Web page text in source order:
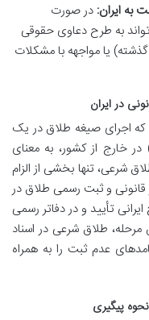
به ایران: در صورت
به طرح دعاوی حقوقی
یا مواجهه با مشکلات
در ایران
که اجرای صیغه طلاق در یک
خارج از کشور، به معنای
شرعی، تنها بخشی از الزام
و ثبت رسمی طلاق در
ایرانی تأیید و در دفاتر رسمی
طلاق شرعی در اسناد
عدم ثبت را به همراه
پیگیری